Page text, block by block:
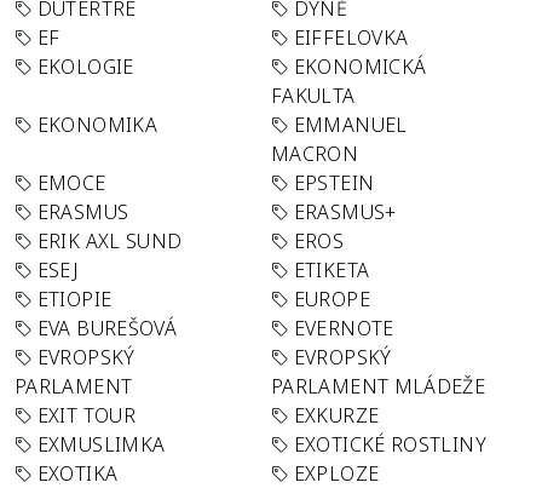
DUTERTRE
DÝNĚ
EF
EIFFELOVKA
EKOLOGIE
EKONOMICKÁ
FAKULTA
EKONOMIKA
EMMANUEL
MACRON
EMOCE
EPSTEIN
ERASMUS
ERASMUS+
ERIK AXL SUND
EROS
ESEJ
ETIKETA
ETIOPIE
EUROPE
EVA BUREŠOVÁ
EVERNOTE
EVROPSKÝ
PARLAMENT
EVROPSKÝ
PARLAMENT MLÁDEŽE
EXIT TOUR
EXKURZE
EXMUSLIMKA
EXOTICKÉ ROSTLINY
EXOTIKA
EXPLOZE